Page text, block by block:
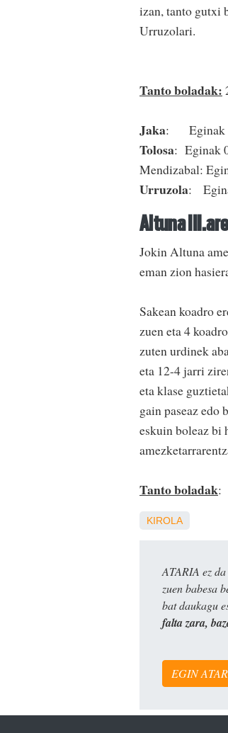
izan, tanto gutxi
Urruzolari.
Tanto boladak:
Jaka: Eginak
Tolosa:
Mendizabal:
Urruzola:
Altuna
Jokin Altuna
eman zion
Sakean koadro
zuen eta 4
zuten urdinek
eta 12-4 jarri
eta klase
gain paseaz
eskuin boleaz bi
Tanto boladak:
KIROLA
ATARIA ez
zuen babesa
bat daukagu
falta zara,
EGIN